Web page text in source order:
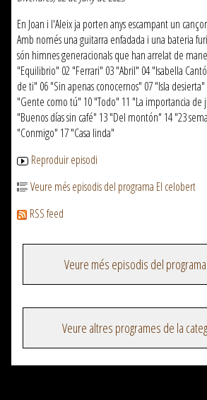
En Joan i l'Aleix ja porten anys escampant un
Amb només una guitarra enfadada i una bateria
són himnes generacionals que han arrelat de
"Equilibrio" 02 "Ferrari" 03 "Abril" 04 "Isabella
de ti" 06 "Sin apenas conocernos" 07 "Isla
"Gente como tú" 10 "Todo" 11 "La importancia de
"Buenos días sin café" 13 "Del montón" 14 "23
"Conmigo" 17 "Casa linda"
Reproduir episodi
Veure més episodis del programa El celobert
RSS feed
Veure més episodis del
Veure altres programes de la